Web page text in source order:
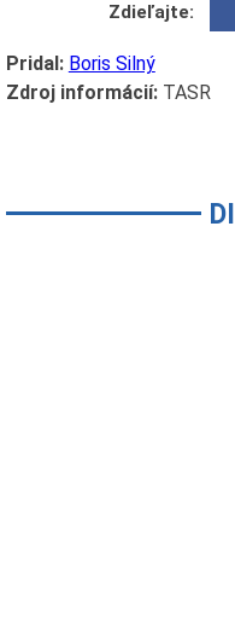
Zdieľajte:
Pridal: Boris Silný
Zdroj informácií:TASR